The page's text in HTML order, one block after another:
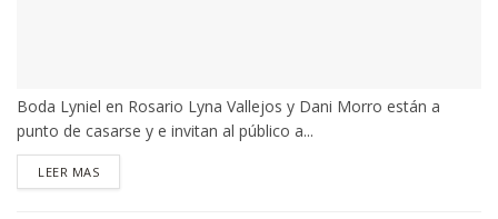
Boda Lyniel en Rosario Lyna Vallejos y Dani Morro están a
punto de casarse y e invitan al público a...
LEER MASDETAILS